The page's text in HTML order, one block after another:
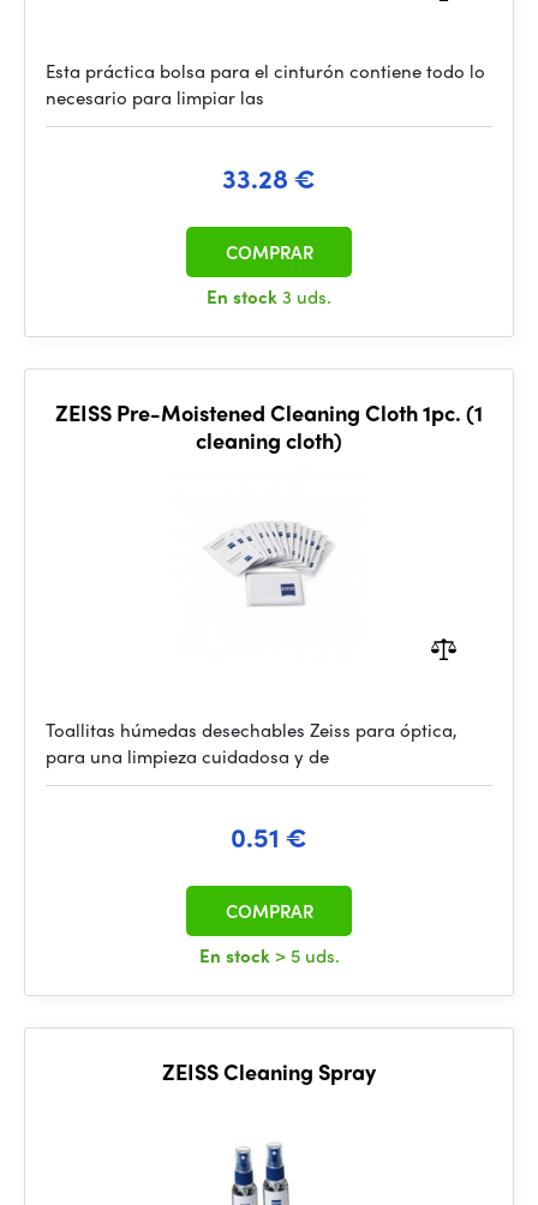
Esta práctica bolsa para el cinturón contiene todo lo
necesario para limpiar las
33.28 €
En stock3 uds.
COMPRAR
ZEISS Pre-Moistened Cleaning Cloth 1pc. (1
cleaning cloth)
Toallitas húmedas desechables Zeiss para óptica,
para una limpieza cuidadosa y de
0.51 €
En stock > 5 uds.
COMPRAR
ZEISS Cleaning Spray